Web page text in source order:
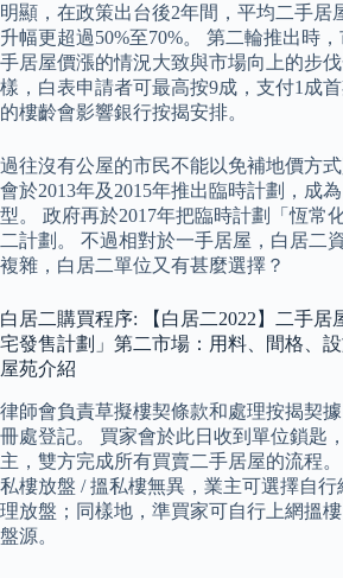
明顯，在政策出台後2年間，平均二手居
升幅更超過50%至70%。 第二輪推出時
手居屋價漲的情況大致與市場向上的步
樣，白表申請者可最高按9成，支付1成
的樓齡會影響銀行按揭安排。
過往沒有公屋的市民不能以免補地價方
會於2013年及2015年推出臨時計劃，成
型。 政府再於2017年把臨時計劃「恆常
二計劃。 不過相對於一手居屋，白居二
複雜，白居二單位又有甚麼選擇？
白居二購買程序: 【白居二2022】二手居
宅發售計劃」第二市場：用料、間格、
屋苑介紹
律師會負責草擬樓契條款和處理按揭契
冊處登記。 買家會於此日收到單位鎖匙
主，雙方完成所有買賣二手居屋的流程
私樓放盤 / 搵私樓無異，業主可選擇自
理放盤；同樣地，準買家可自行上網搵
盤源。